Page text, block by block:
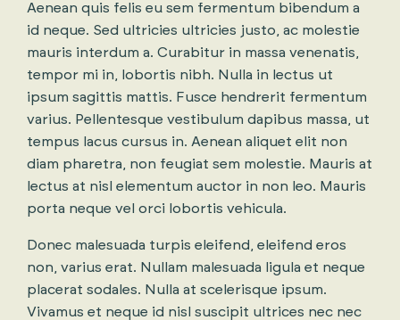
Aenean quis felis eu sem fermentum bibendum a
id neque. Sed ultricies ultricies justo, ac molestie
mauris interdum a. Curabitur in massa venenatis,
tempor mi in, lobortis nibh. Nulla in lectus ut
ipsum sagittis mattis. Fusce hendrerit fermentum
varius. Pellentesque vestibulum dapibus massa, ut
tempus lacus cursus in. Aenean aliquet elit non
diam pharetra, non feugiat sem molestie. Mauris at
lectus at nisl elementum auctor in non leo. Mauris
porta neque vel orci lobortis vehicula.
Donec malesuada turpis eleifend, eleifend eros
non, varius erat. Nullam malesuada ligula et neque
placerat sodales. Nulla at scelerisque ipsum.
Vivamus et neque id nisl suscipit ultrices nec nec